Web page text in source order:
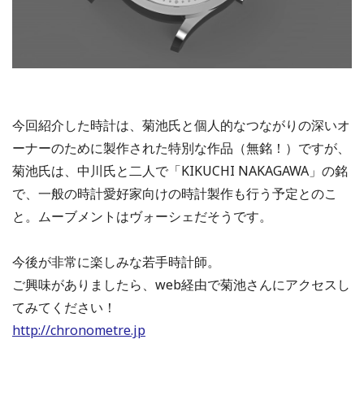
今回紹介した時計は、菊池氏と個人的なつながりの深いオ
ーナーのために製作された特別な作品（無銘！）ですが、
菊池氏は、中川氏と二人で「KIKUCHI NAKAGAWA」の銘
で、一般の時計愛好家向けの時計製作も行う予定とのこ
と。ムーブメントはヴォーシェだそうです。
今後が非常に楽しみな若手時計師。
ご興味がありましたら、web経由で菊池さんにアクセスし
てみてください！
http://chronometre.jp